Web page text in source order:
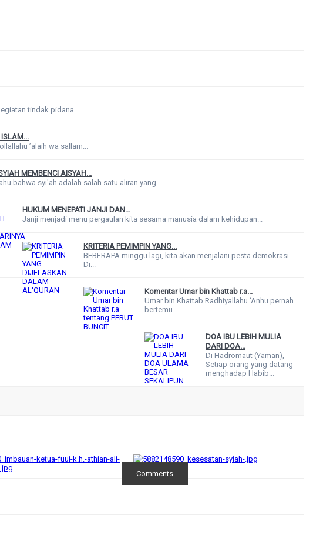
tindak pidana...
’alaih wa sallam...
MEMBENCI AISYAH...
bahwa syi'ah adalah salah satu aliran yang...
HUKUM MENEPATI JANJI DAN...
Janji menjadi menu pergaulan kita sesama manusia dalam kehidupan...
KRITERIA PEMIMPIN YANG...
BEBERAPA minggu lagi, kita akan menjalani pesta demokrasi.
Di...
Komentar Umar bin Khattab r.a...
Umar bin Khattab Radhiyallahu ‘Anhu pernah
bertemu...
DOA IBU LEBIH MULIA
DARI DOA...
Di Hadromaut (Yaman),
Setiap orang yang datang
menghadap Habib...
Comments